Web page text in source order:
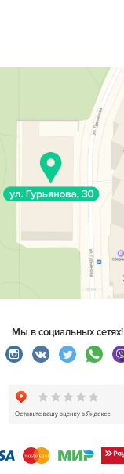
Мы в социальных сетях!